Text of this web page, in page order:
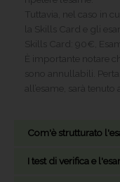
Tuttavia, nel caso in
la Skills Card e gli
Skills Card: 90€,
È importante notare
sono annullabili.
all’esame, sarà
Com'è strutturato
I test di verifica e